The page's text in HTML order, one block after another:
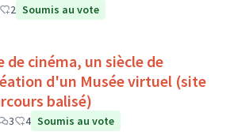
2 Soumis au vote
de cinéma, un siècle de
d'un Musée virtuel (site
balisé)
3 4 Soumis au vote